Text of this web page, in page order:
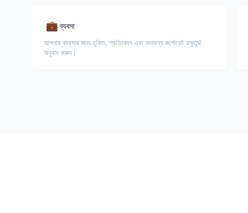
💼ব্যবসা
আপনার ব্যবসার জন্য চুক্তি, প্রতিবেদন এবং অন্যান্য কর্পোরেট ডকুমেন্ট
অনুবাদ করুন।